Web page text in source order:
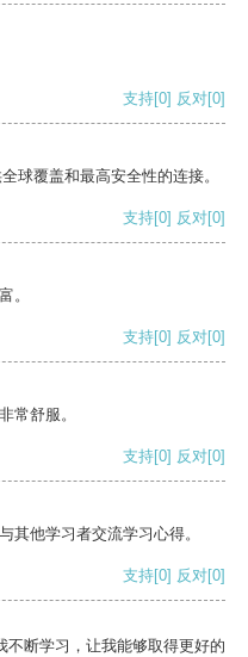
支持[0] 反对[0]
球覆盖和最高安全性的连接。
支持[0] 反对[0]
。
支持[0] 反对[0]
常舒服。
支持[0] 反对[0]
其他学习者交流学习心得。
支持[0] 反对[0]
不断学习，让我能够取得更好的